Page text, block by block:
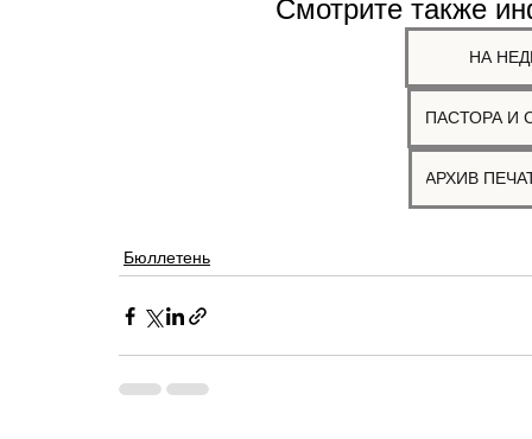
Смотрите также
НА
ПАСТОРА И
Бюллетень